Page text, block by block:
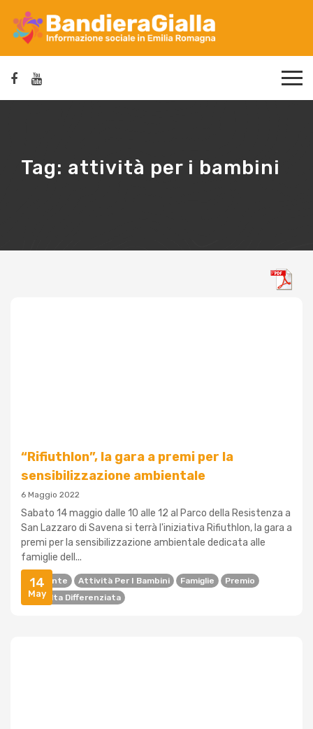
Tag: attività per i bambini
14
May
“Rifiuthlon”, la gara a premi per la
sensibilizzazione ambientale
6 Maggio 2022
Sabato 14 maggio dalle 10 alle 12 al Parco della Resistenza a
San Lazzaro di Savena si terrà l'iniziativa Rifiuthlon, la gara a
premi per la sensibilizzazione ambientale dedicata alle
famiglie dell...
Ambiente Attività Per I Bambini Famiglie
Premio
Raccolta Differenziata